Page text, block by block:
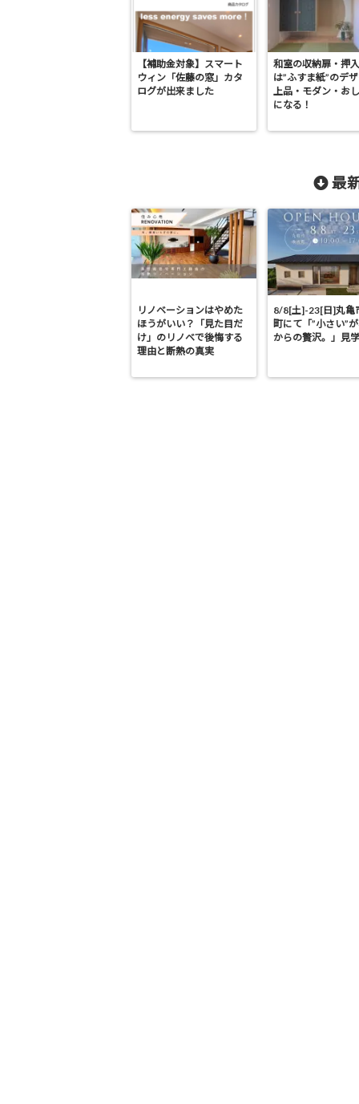
【補助金対象】スマート
ウィン「佐藤の窓」カタ
ログが出来ました
和室の収納扉・押
は”ふすま紙”のデ
上品・モダン・お
になる！
最
リノベーションはやめた
ほうがいい？「見た目だ
け」のリノベで後悔する
理由と断熱の真実
8/8[土]-23[日]丸亀
町にて「”小さい”
からの贅沢。」見